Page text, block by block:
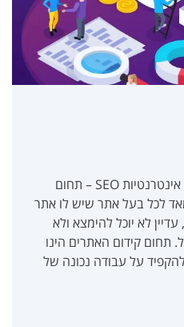
קידום אתרים אורגני וחנויות אינטרנטיות SEO – תחום
לכל בעל אתר שיש לו אתר
לא יוכל להימצא ולא
תחום קידום האתרים הינו
על עבודה נכונה של